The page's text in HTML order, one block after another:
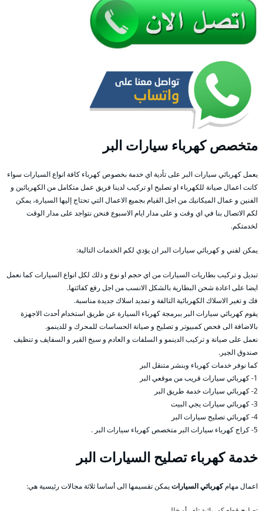
متخصص كهرباء سيارات البر
يعمل كهربائي سيارات البر على تأدية اي خدمة بخصوص كهرباء كافة انواع السيارات سواء
كانت اعمال صيانة للكهرباء او تصليح او تركيب لدينا فريق عمل متكامل من الكهربائين و
الفنين و عمال الميكانيك من اجل القيام بجميع الاعمال التي تحتاج إليها السيارة، يمكن
لكم الاتصال بنا في اي وقت و على مدار ايام الاسبوع فنحن نتواجد على مدار الوقت
لخدمتكم.
يمكن لفني و كهربائي سيارات البر ان يؤدي لكم الخدمات التالية:
تبديل و تركيب بطاريات السيارات من اي حجم او نوع و ذلك لكل انواع السيارات كما نعمل
ايضا على اعادة شحن البطارية بالشكل الانسب من اجل رفع كفائتها.
فك و تغير الاسلاك الكهربائية التالفة و تمديد اسلاك جديدة مناسبة.
يقوم كهربائي سيارات البر ببرمجة كهرباء السيارة عن طريق استخدام أحدث الاجهزة
بالاضافة الى فحص كمبيوتر و تصليح و صيانة الحساسات للمحرك و للدينمو.
نعمل على صيانة و تركيب الدينمو و السلفات و العادم و سيخ القير و السفايف و تنظيف
صندوق الجير.
كما نوفر خدمات كهرباء وبنشر متنقل البر
1- كهربائي سيارات قريب من موقعي البر
2- كهربائي سيارات خدمة طريق البر
3- كهربائي سيارات يجي البيت
4- كهربائي تصليح سيارات البر
5- كراج كهرباء سيارات البر متخصص كهرباء سيارات البر .
خدمة كهرباء تصليح السيارات البر
اعمال مهامكهربائي السياراتيمكن تقسيمها الى أساسا ثلاثة مجالات رئيسية هي: